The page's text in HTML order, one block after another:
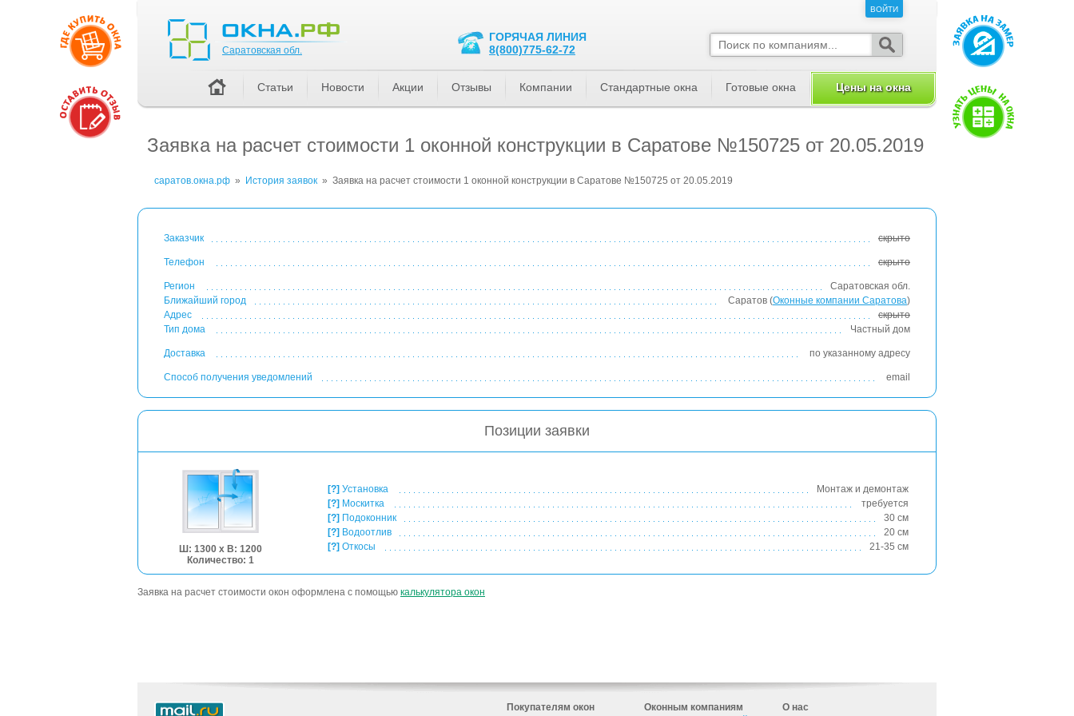
Заявка на расчет стоимости 1 оконной конструкции в Саратове №150725 от 20.05.2019
саратов.окна.рф » История заявок » Заявка на расчет стоимости 1 оконной конструкции в Саратове №150725 от 20.05.2019
Заказчик скрыто
Телефон скрыто
Регион
Саратовская обл.
Ближайший город
Саратов (Оконные компании Саратова)
Адрес
скрыто
Тип дома
Частный дом
Доставка по указанному адресу
Способ получения уведомлений email
Позиции заявки
Ш: 1300 x В: 1200
Количество: 1
[?] Установка
Монтаж и демонтаж
[?] Москитка
требуется
[?] Подоконник
30 см
[?] Водоотлив
20 см
[?] Откосы 21-35 см
Заявка на расчет стоимости окон оформлена с помощью калькулятора окон
ВОЙТИ
Саратовская обл.
ГОРЯЧАЯ ЛИНИЯ
8(800)775-62-72
Статьи Новости Акции Отзывы Компании Стандартные окна Готовые окна Цены на окна
ВОЙТИ
Покупателям окон Оконным компаниям
О нас